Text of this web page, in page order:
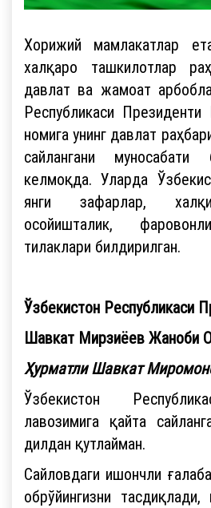
Хорижий мамлакатлар
халқаро ташкилотлар
давлат ва жамоат
Республикаси
номига унинг давлат
сайлангани муносабати
келмоқда. Уларда
янги зафарлар,
осойишталик,
тилаклари билдирилган.
Ўзбекистон Республикаси
Шавкат Мирзиёев Жаноби
Ҳурматли Шавкат
Ўзбекистон
лавозимига қайта
дилдан қутлайман.
Сайловдаги ишончли
обрўйингизни